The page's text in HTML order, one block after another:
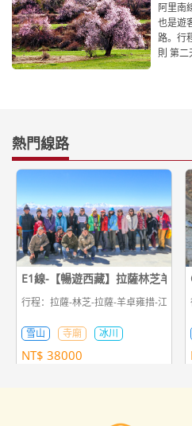
阿里南
也是遊
路。行程走向 第一天
則 第二天：日喀則-拉孜-定日-珠峰大本營
熱門線路
E1線-【暢遊西藏】拉薩林芝羊湖
行程：拉薩-林芝-拉薩-羊卓雍措-江孜-
雪山 寺廟 冰川
NT$ 38000